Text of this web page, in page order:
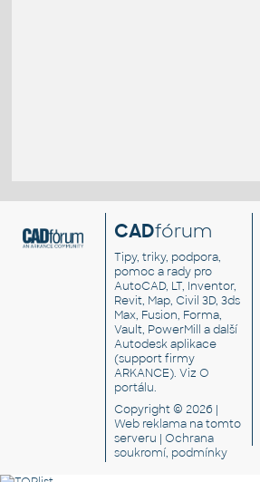
CADfórum
Tipy, triky, podpora,
pomoc a rady pro
AutoCAD, LT, Inventor,
Revit, Map, Civil 3D, 3ds
Max, Fusion, Forma,
Vault, PowerMill a další
Autodesk aplikace
(support firmy
ARKANCE). VizO
portálu.
Copyright © 2026 |
Web reklama na tomto
serveru |Ochrana
soukromí, podmínky